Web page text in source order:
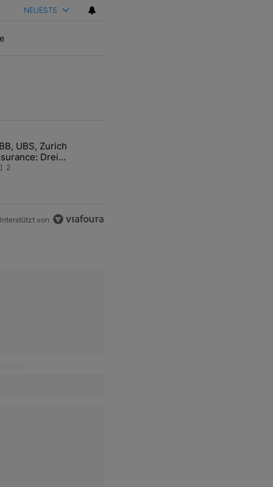
NEUESTE
Artikel der letzten 7 days.
der Zentralbanken könnte Goldpreis weiter belasten" mit 5
mit dem Titel "ABB, UBS, Zurich Insurance: Drei Schweizer
UBS, Zurich
Drei
Aktien auf der
2
von